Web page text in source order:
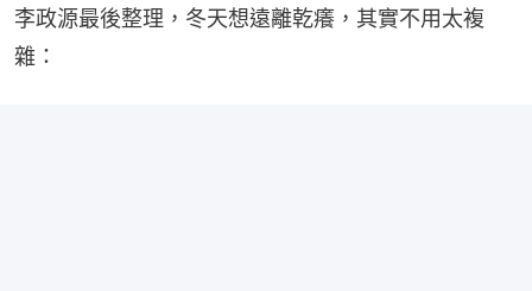
李政源最後整理，冬天想遠離乾癢，其實不用太複
雜：